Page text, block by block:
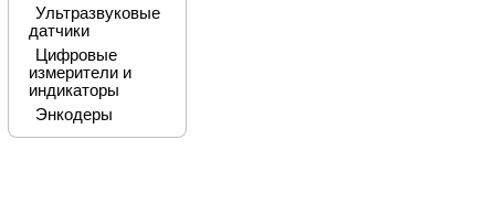
Ультразвуковые
датчики
Цифровые
измерители и
индикаторы
Энкодеры